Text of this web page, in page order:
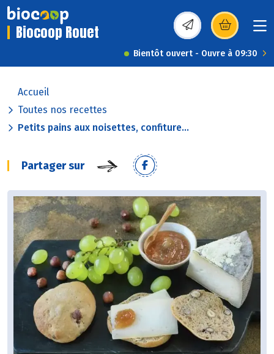
Biocoop Rouet (s’ouvre dans une
Bientôt ouvert - Ouvre à 09:30
Accueil
Toutes nos recettes
Petits pains aux noisettes, confiture...
Partager sur